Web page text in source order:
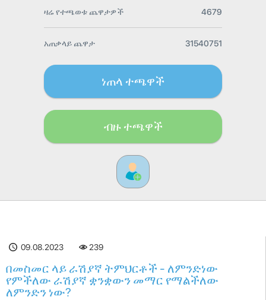
ዛሬ የተጫወቱ ጨዋታዎች 4679
አጠቃላይ ጨዋታ 31540751
ነጠላ ተጫዋች
ብዙ ተጫዋች
09.08.2023 239
በመስመር ላይ ራሽያኛ ትምህርቶች - ለምንድነው
የምችለው ራሽያኛ ቋንቋውን መማር የማልችለው
ለምንድን ነው?